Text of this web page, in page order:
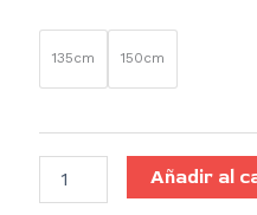
135cm 150cm
Añadir al